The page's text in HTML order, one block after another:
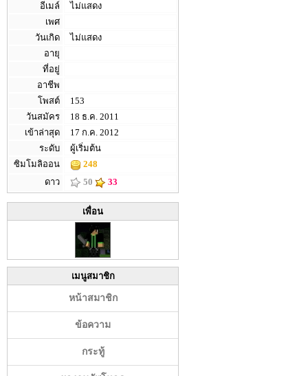
อีเมล์
ไม่แสดง
เพศ
วันเกิด
ไม่แสดง
อายุ
ที่อยู่
อาชีพ
โพสต์
153
วันสมัคร
18 ธ.ค. 2011
เข้าล่าสุด
17 ก.ค. 2012
ระดับ
ผู้เริ่มต้น
ซิมโมลิออน
248
ดาว
50 33
เพื่อน
เมนูสมาชิก
หน้าสมาชิก
ข้อความ
กระทู้